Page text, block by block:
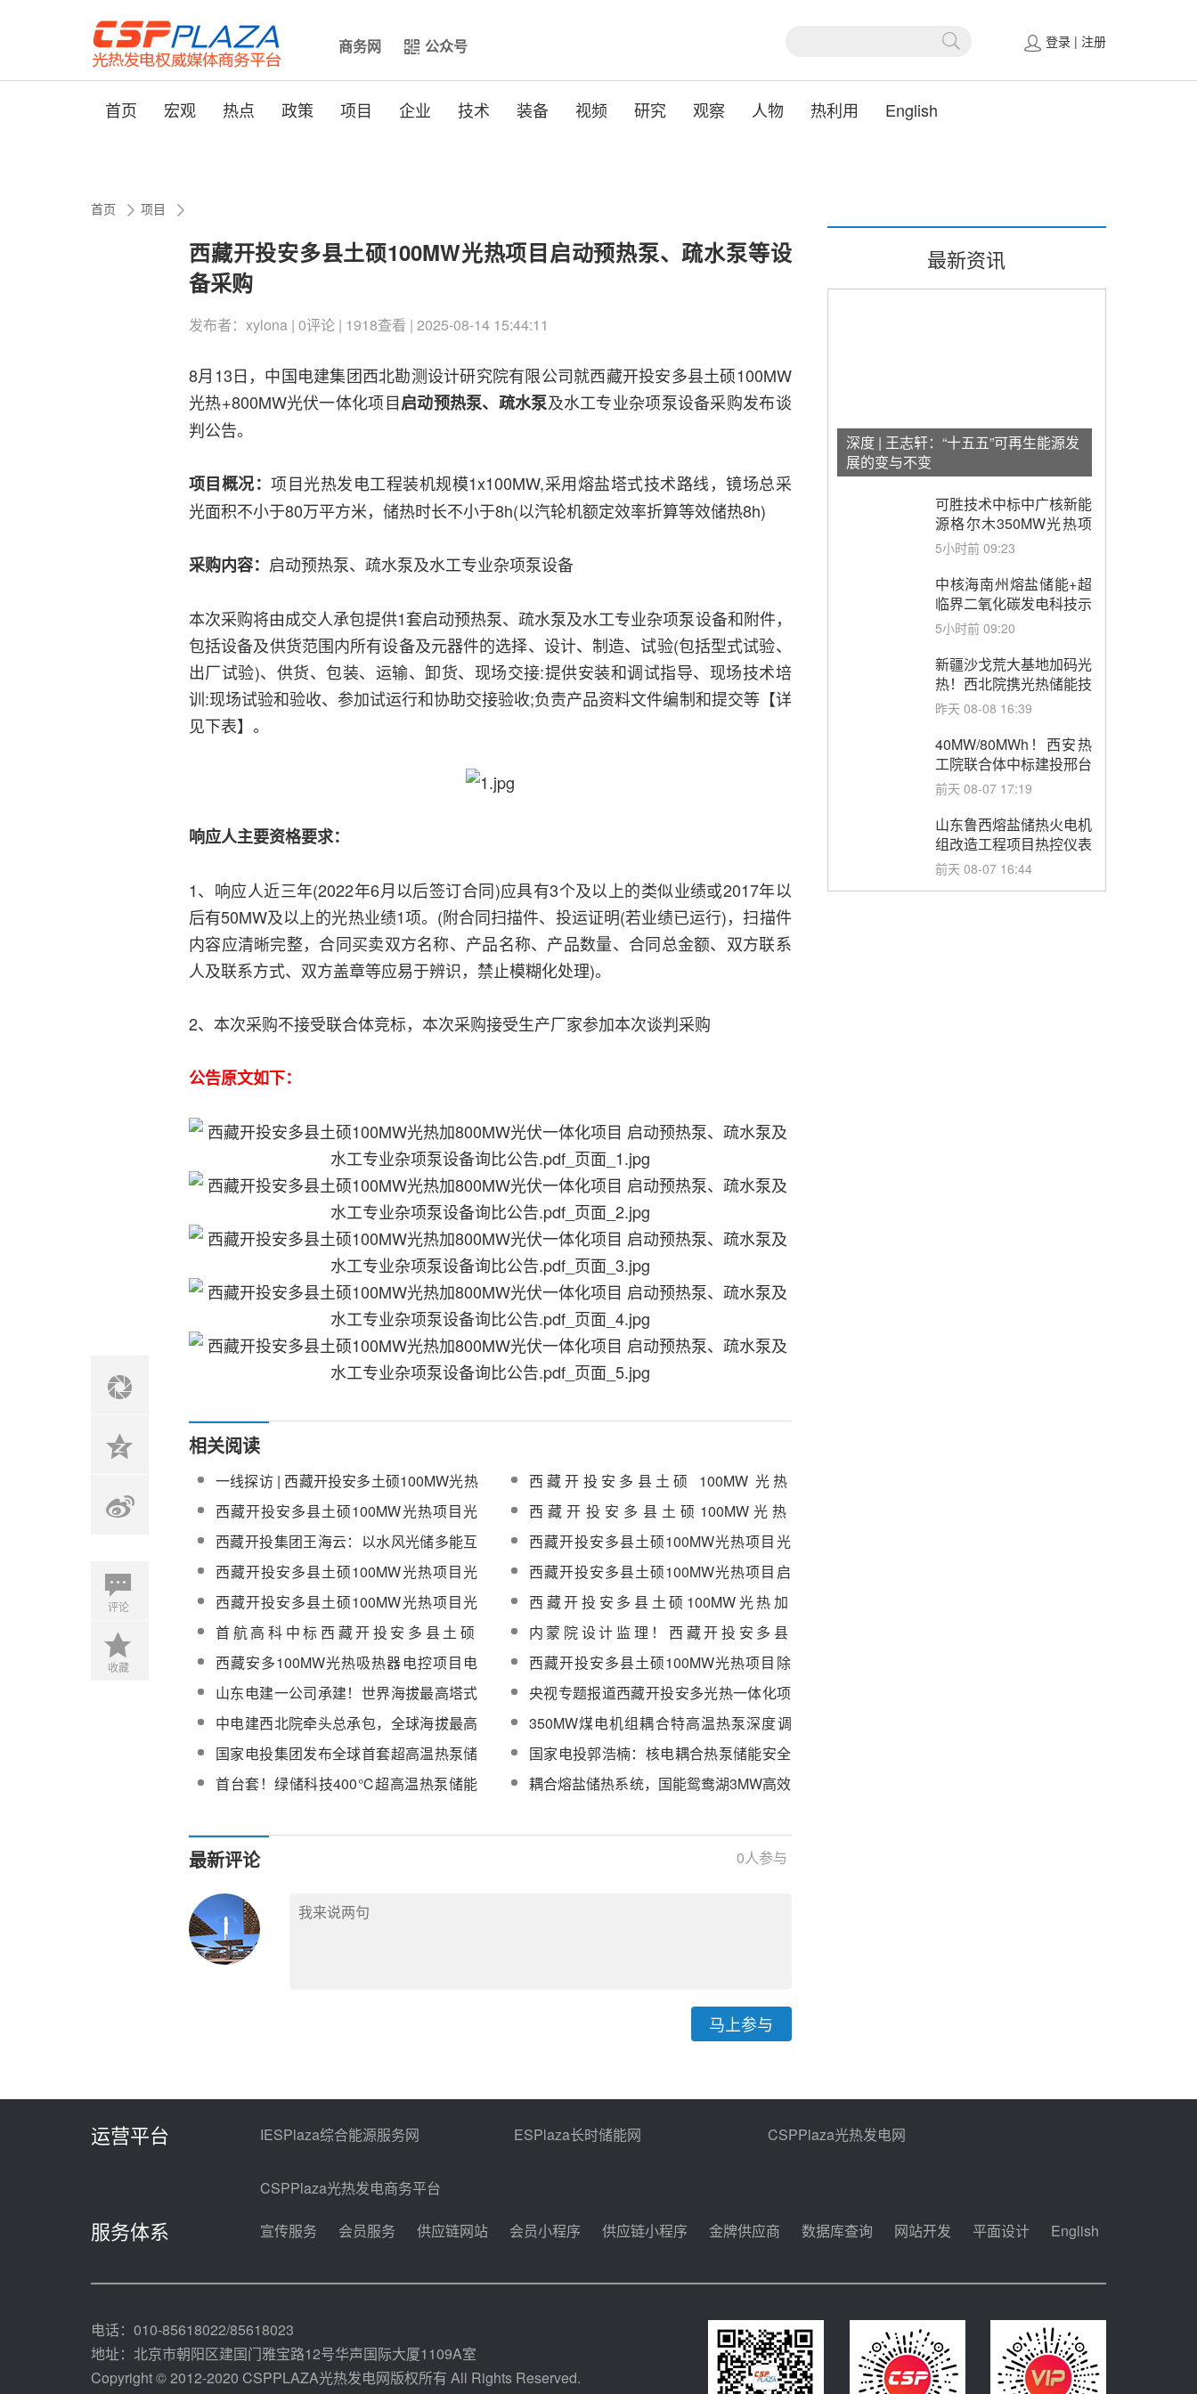
商务网 公众号 登录 | 注册
首页 宏观 热点 政策 项目 企业 技术 装备 视频 研究 观察 人物 热利用 English
首页 项目
西藏开投安多县土硕100MW光热项目启动预热泵、疏水泵等设
备采购
发布者：xylona | 0评论 | 1918查看 | 2025-08-14 15:44:11
8月13日，中国电建集团西北勘测设计研究院有限公司就西藏开投安多县土硕100MW
光热+800MW光伏一体化项目启动预热泵、疏水泵及水工专业杂项泵设备采购发布谈
判公告。
项目概况：项目光热发电工程装机规模1x100MW,采用熔盐塔式技术路线，镜场总采
光面积不小于80万平方米，储热时长不小于8h(以汽轮机额定效率折算等效储热8h)
采购内容： 启动预热泵、疏水泵及水工专业杂项泵设备
本次采购将由成交人承包提供1套启动预热泵、疏水泵及水工专业杂项泵设备和附件，
包括设备及供货范围内所有设备及元器件的选择、设计、制造、试验(包括型式试验、
出厂试验)、供货、包装、运输、卸货、现场交接:提供安装和调试指导、现场技术培
训:现场试验和验收、参加试运行和协助交接验收;负责产品资料文件编制和提交等【详
见下表】。
响应人主要资格要求：
1、响应人近三年(2022年6月以后签订合同)应具有3个及以上的类似业绩或2017年以
后有50MW及以上的光热业绩1项。(附合同扫描件、投运证明(若业绩已运行)，扫描件
内容应清晰完整，合同买卖双方名称、产品名称、产品数量、合同总金额、双方联系
人及联系方式、双方盖章等应易于辨识，禁止模糊化处理)。
2、本次采购不接受联合体竞标，本次采购接受生产厂家参加本次谈判采购
公告原文如下：
评论
收藏
相关阅读
一线探访 | 西藏开投安多土硕100MW光热
电站建设正酣
西藏开投安多县土硕 100MW 光热
+800MW 光伏一体化项目光热部分EPC总
承包凝结水泵设备采购中标公示
西藏开投安多县土硕100MW光热项目光
热部分EPC总承包熔盐硝酸钠采购
西藏开投安多县土硕100MW光热
+800MW 光伏一体化项目光热部分EPC总
承包设备监造服务标段采购
西藏开投集团王海云：以水风光储多能互
补调度赋能发展，提出四大协同建议助力
国家示范区建设
西藏开投安多县土硕100MW光热项目光
热部分EPC总承包熔盐储罐设备材料采购
西藏开投安多县土硕100MW光热项目光
热部分EPC总承包除氧器及压力容器设备
采购
西藏开投安多县土硕100MW光热项目启
动给水电加热器及熔盐储罐电加热器设备
采购成交公示
西藏开投安多县土硕100MW光热项目光
热部分EPC总承包设备监造服务采购中标
候选人公示
西藏开投安多县土硕100MW光热加
800MW光伏一体化项目光热部分EPC总
承包高、低温熔盐泵设备采购
首航高科中标西藏开投安多县土硕
100MW光热项目光热部分EPC总承包直
接空冷系统设备
内蒙院设计监理！西藏开投安多县
100MW光热电站项目最新动态
西藏安多100MW光热吸热器电控项目电
伴热系统采购
西藏开投安多县土硕100MW光热项目除
氧器及压力容器设备采购中标候选人公示
山东电建一公司承建！世界海拔最高塔式
光热项目吸热塔浇筑突破100米大关
央视专题报道西藏开投安多光热一体化项
目
中电建西北院牵头总承包，全球海拔最高
光热电站封顶
350MW煤电机组耦合特高温热泵深度调
峰项目可研评审会顺利召开
国家电投集团发布全球首套超高温热泵储
能技术-储诺
国家电投郭浩楠：核电耦合热泵储能安全
高效调峰及高品质稳定供汽技术
首台套！绿储科技400℃超高温热泵储能
耦合熔盐储热系统，国能鸳鸯湖3MW高效
最新评论 0人参与
马上参与
最新资讯
深度 | 王志轩：“十五五”可再生能源发
展的变与不变
可胜技术中标中广核新能
源格尔木350MW光热项
目聚光集热系统
5小时前 09:23
中核海南州熔盐储能+超
临界二氧化碳发电科技示
范项目可研编制采购
5小时前 09:20
新疆沙戈荒大基地加码光
热！西北院携光热储能技
术与国能新疆电力深化战
昨天 08-08 16:39
40MW/80MWh！西安热
工院联合体中标建投邢台
热电熔盐储热调峰调频改
前天 08-07 17:19
山东鲁西熔盐储热火电机
组改造工程项目热控仪表
成套设备采购
前天 08-07 16:44
运营平台 IESPlaza综合能源服务网 ESPlaza长时储能网 CSPPlaza光热发电网
CSPPlaza光热发电商务平台
服务体系 宣传服务 会员服务 供应链网站 会员小程序 供应链小程序 金牌供应商 数据库查询 网站开发 平面设计 English
电话：010-85618022/85618023
地址：北京市朝阳区建国门雅宝路12号华声国际大厦1109A室
Copyright © 2012-2020 CSPPLAZA光热发电网版权所有 All Rights Reserved.